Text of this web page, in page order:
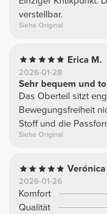
verstellbar.
Siehe Original
Erica M.
2026-01-28
Sehr bequem und
Das Oberteil sitzt
Bewegungsfreiheit
Stoff und die
Siehe Original
Verónica
2026-01-26
Komfort
Qualität